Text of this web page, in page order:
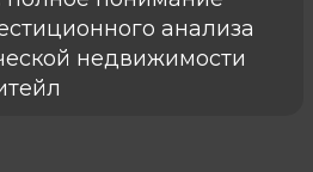
анализа
недвижимости